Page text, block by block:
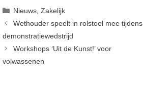
Categorieën
Nieuws,Zakelijk
Wethouder speelt in rolstoel mee tijdens
demonstratiewedstrijd
Workshops ‘Uit de Kunst!’ voor
volwassenen